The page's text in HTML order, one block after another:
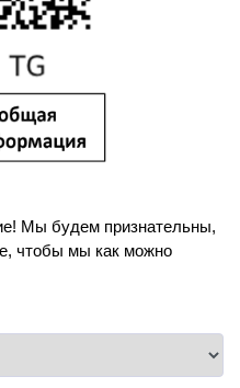
Мы будем признательны,
чтобы мы как можно